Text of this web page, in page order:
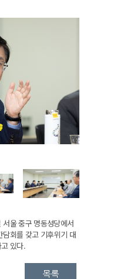
울 중구 명동성당에서
회를 갖고 기후위기 대
있다.